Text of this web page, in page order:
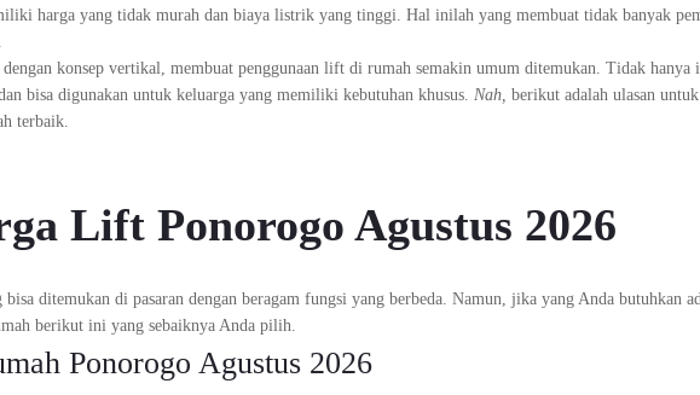
harga yang tidak murah dan biaya listrik yang tinggi. Hal inilah yang membuat tidak banyak
konsep vertikal, membuat penggunaan lift di rumah semakin umum ditemukan. Tidak hanya
bisa digunakan untuk keluarga yang memiliki kebutuhan khusus. Nah, berikut adalah ulasan untuk
terbaik.
Lift Ponorogo Agustus 2026
ditemukan di pasaran dengan beragam fungsi yang berbeda. Namun, jika yang Anda butuhkan
berikut ini yang sebaiknya Anda pilih.
Ponorogo Agustus 2026